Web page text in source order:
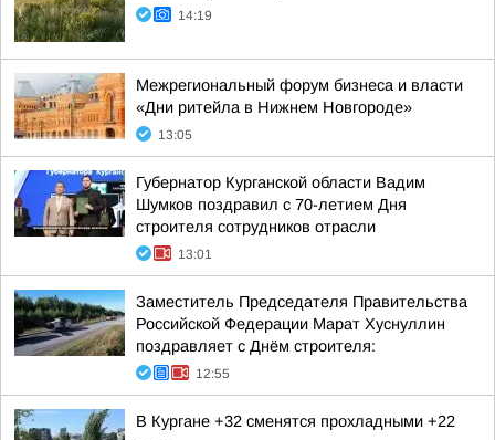
14:19
Межрегиональный форум бизнеса и власти
«Дни ритейла в Нижнем Новгороде»
13:05
Губернатор Курганской области Вадим
Шумков поздравил с 70-летием Дня
строителя сотрудников отрасли
13:01
Заместитель Председателя Правительства
Российской Федерации Марат Хуснуллин
поздравляет с Днём строителя:
12:55
В Кургане +32 сменятся прохладными +22